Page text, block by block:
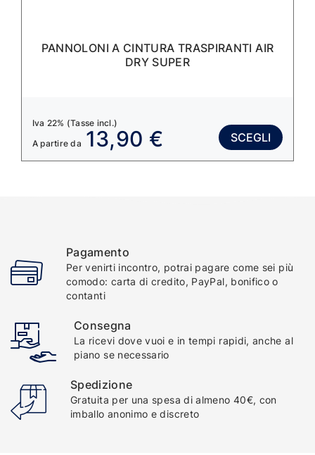
PANNOLONI A CINTURA TRASPIRANTI AIR
DRY SUPER
Iva 22% (Tasse incl.)
A partire da 13,90 € SCEGLI
Pagamento
Per venirti incontro, potrai pagare come sei più
comodo: carta di credito, PayPal, bonifico o
contanti
Consegna
La ricevi dove vuoi e in tempi rapidi, anche al
piano se necessario
Spedizione
Gratuita per una spesa di almeno 40€, con
imballo anonimo e discreto